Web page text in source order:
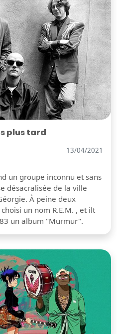
plus tard
13/04/2021
un groupe inconnu et sans
désacralisée de la ville
À peine deux
un nom R.E.M. , et ilt
un album "Murmur".